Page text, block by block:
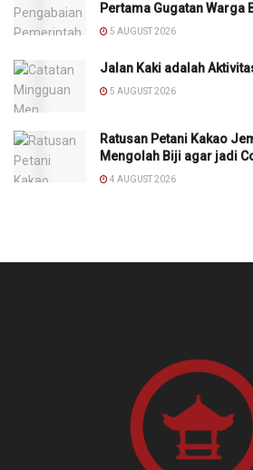
Pertama Gugatan Warga
5 AUGUST 2026
Jalan Kaki adalah
5 AUGUST 2026
Ratusan Petani Kakao
Mengolah Biji agar jadi
4 AUGUST 2026